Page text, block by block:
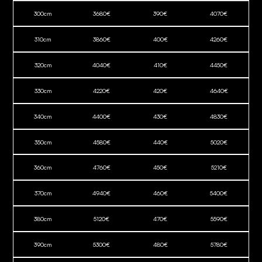
300cm 3680€ 390€ 4070€
310cm 3860€ 400€ 4260€
320cm 4040€ 410€ 4450€
330cm 4220€ 420€ 4640€
340cm 4400€ 430€ 4830€
350cm 4580€ 440€ 5020€
360cm 4760€ 450€ 5210€
370cm 4940€ 460€ 5400€
380cm 5120€ 470€ 5590€
390cm 5300€ 480€ 5780€